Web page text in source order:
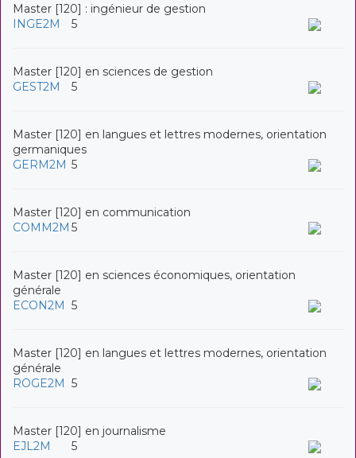
Master [120] : ingénieur de gestion
INGE2M
5
Master [120] en sciences de gestion
GEST2M
5
Master [120] en langues et lettres modernes, orientation
germaniques
GERM2M 5
Master [120] en communication
COMM2M 5
Master [120] en sciences économiques, orientation
générale
ECON2M 5
Master [120] en langues et lettres modernes, orientation
générale
ROGE2M 5
Master [120] en journalisme
EJL2M
5